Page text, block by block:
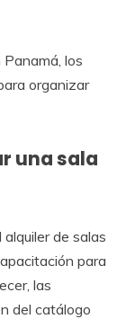
los
organizar
una sala
de salas
para
las
del catálogo